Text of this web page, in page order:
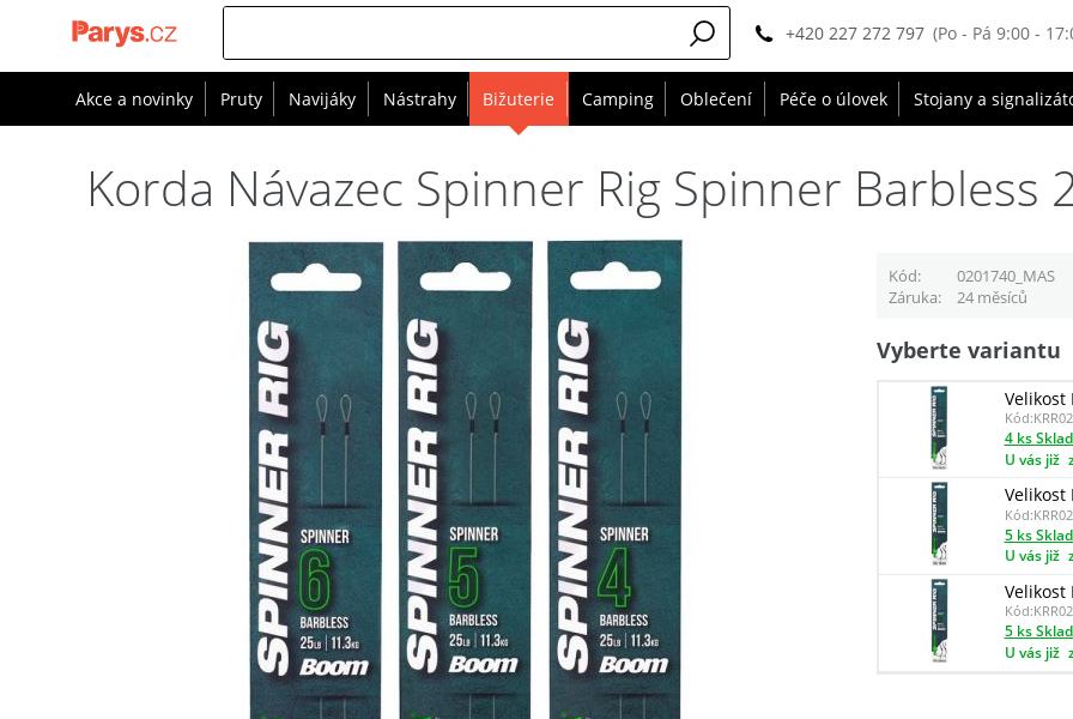
+420 227 272 797 (Po - Pá 9:00 -
Akce a novinky Pruty Navijáky Nástrahy Bižuterie Camping Oblečení Péče o úlovek Stojany a
Korda Návazec Spinner Rig Spinner Barbless
Kód 0201740_MAS
Záruka
24 měsíců
Vyberte variantu
Velikost
Kód:
4 ks
U vás již
Velikost
Kód:
5 ks
U vás již
Velikost
Kód:
5 ks
U vás již